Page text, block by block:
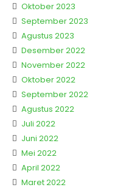
Oktober 2023
September 2023
Agustus 2023
Desember 2022
November 2022
Oktober 2022
September 2022
Agustus 2022
Juli 2022
Juni 2022
Mei 2022
April 2022
Maret 2022